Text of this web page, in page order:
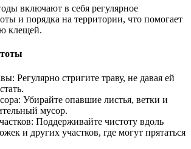
включают в себя регулярное
и порядка на территории, что помогает
клещей.
Регулярно стригите траву, не давая ей
Убирайте опавшие листья, ветки и
мусор.
Поддерживайте чистоту вдоль
и других участков, где могут прятаться